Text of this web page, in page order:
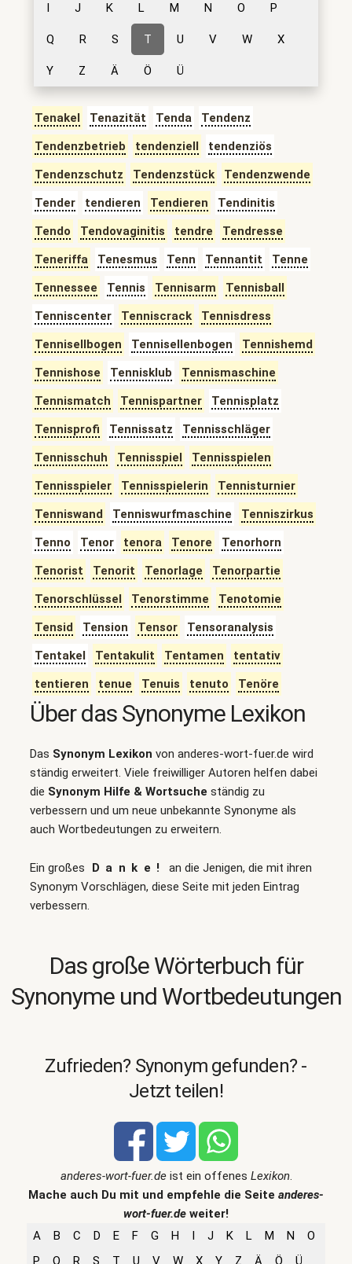
I J K L M N O P
Q R S T U V W X
Y Z Ä Ö Ü
Tenakel Tenazität Tenda
Tendenz
Tendenzbetrieb
tendenziell
tendenziös
Tendenzschutz
Tendenzstück
Tendenzwende
Tender
tendieren Tendieren
Tendinitis
Tendo
Tendovaginitis tendre
Tendresse
Teneriffa
Tenesmus Tenn Tennantit
Tenne
Tennessee
Tennis Tennisarm
Tennisball
Tenniscenter
Tenniscrack
Tennisdress
Tennisellbogen
Tennisellenbogen
Tennishemd
Tennishose
Tennisklub
Tennismaschine
Tennismatch
Tennispartner
Tennisplatz
Tennisprofi
Tennissatz
Tennisschläger
Tennisschuh
Tennisspiel
Tennisspielen
Tennisspieler
Tennisspielerin
Tennisturnier
Tenniswand
Tenniswurfmaschine
Tenniszirkus
Tenno
Tenor tenora Tenore
Tenorhorn
Tenorist
Tenorit Tenorlage
Tenorpartie
Tenorschlüssel
Tenorstimme
Tenotomie
Tensid
Tension Tensor
Tensoranalysis
Tentakel
Tentakulit Tentamen
tentativ
tentieren
tenue Tenuis tenuto Tenöre
Über das Synonyme Lexikon
Das Synonym Lexikon von anderes-wort-fuer.de wird
ständig erweitert. Viele freiwilliger Autoren helfen dabei
die Synonym Hilfe & Wortsuche ständig zu
verbessern und um neue unbekannte Synonyme als
auch Wortbedeutungen zu erweitern.
Ein großes Danke!
an die Jenigen, die mit ihren
Synonym Vorschlägen, diese Seite mit jeden Eintrag
verbessern.
Das große Wörterbuch für
Synonyme und Wortbedeutungen
Zufrieden? Synonym gefunden? -
Jetzt teilen!
anderes-wort-fuer.deist ein offenes Lexikon.
Mache auch Du mit und empfehle die Seite anderes-
wort-fuer.de weiter!
A
B C D E F G H I J K L M N
O
P
Q R S T U V W X Y Z Ä Ö Ü